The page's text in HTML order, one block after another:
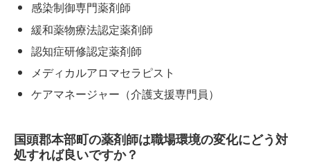
感染制御専門薬剤師
緩和薬物療法認定薬剤師
認知症研修認定薬剤師
メディカルアロマセラピスト
ケアマネージャー（介護支援専門員）
国頭郡本部町の薬剤師は職場環境の変化にどう対
処すれば良いですか？